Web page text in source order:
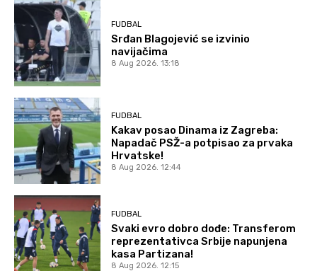
FUDBAL
Srđan Blagojević se izvinio
navijačima
8 Aug 2026. 13:18
FUDBAL
Kakav posao Dinama iz Zagreba:
Napadač PSŽ-a potpisao za prvaka
Hrvatske!
8 Aug 2026. 12:44
FUDBAL
Svaki evro dobro dođe: Transferom
reprezentativca Srbije napunjena
kasa Partizana!
8 Aug 2026. 12:15